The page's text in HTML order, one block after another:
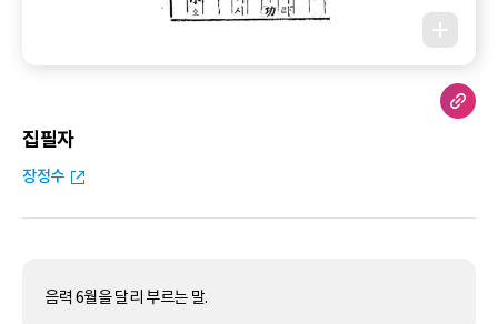
집필자
장정수
음력 6월을 달리 부르는 말.